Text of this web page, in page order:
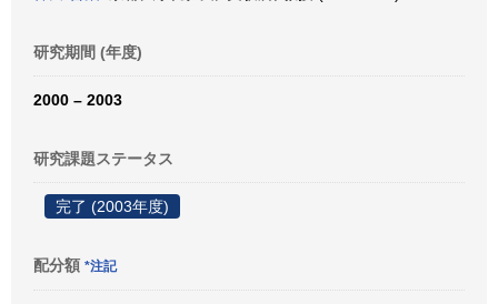
研究期間 (年度)
2000 – 2003
研究課題ステータス
完了 (2003年度)
配分額 *注記